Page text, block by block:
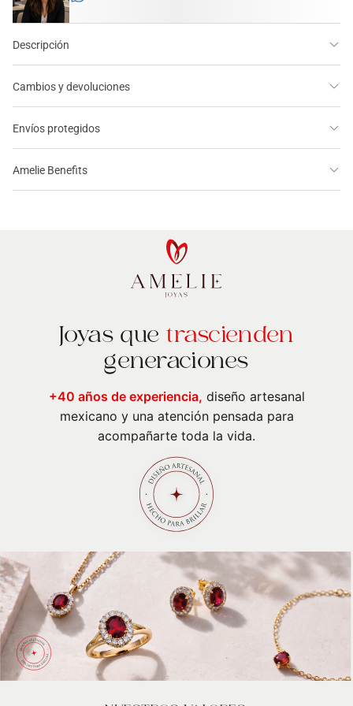
Descripción
Cambios y devoluciones
Envíos protegidos
Amelie Benefits
Joyas quetrascienden
generaciones
+40 años de experiencia, diseño artesanal
mexicano y una atención pensada para
acompañarte toda la vida.